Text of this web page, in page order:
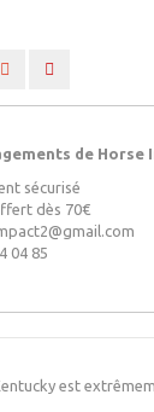
de Horse
sécurisé
dès 70€
04 85
est